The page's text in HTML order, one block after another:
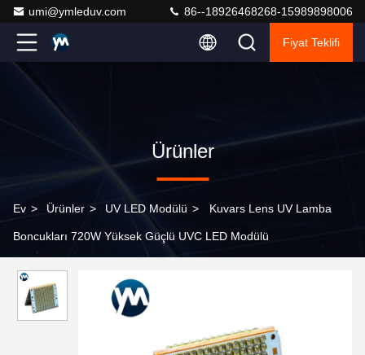
umi@ymleduv.com 86--18926468268-15989898006
Fiyat Teklifi
Ürünler
Ev > Ürünler > UV LED Modülü > Kuvars Lens UV Lamba
Boncukları 720W Yüksek Güçlü UVC LED Modülü